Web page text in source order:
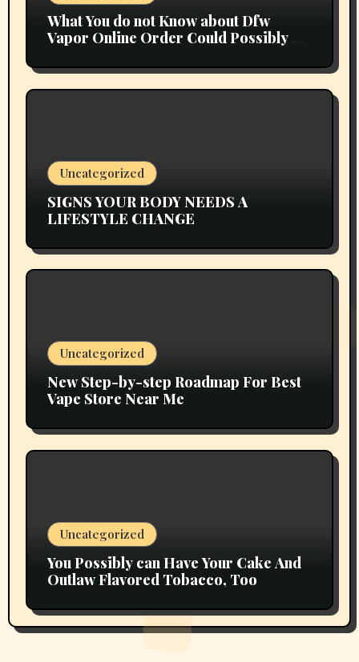
What You do not Know about Dfw
Vapor Online Order Could Possibly be
Uncategorized
SIGNS YOUR BODY NEEDS A
LIFESTYLE CHANGE
Uncategorized
New Step-by-step Roadmap For Best
Vape Store Near Me
Uncategorized
You Possibly can Have Your Cake And
Outlaw Flavored Tobacco, Too